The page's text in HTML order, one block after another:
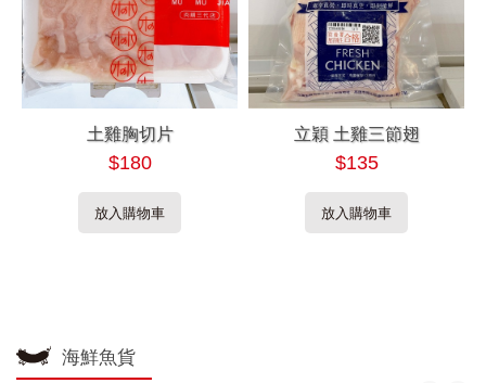
土雞胸切片
$180
放入購物車
立穎 土雞三節翅
$135
放入購物車
海鮮魚貨